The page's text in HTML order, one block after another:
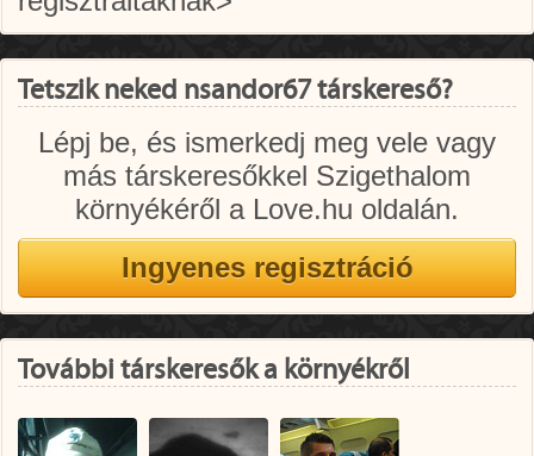
Tetszik neked nsandor67 társkereső?
Lépj be, és ismerkedj meg vele vagy
más társkeresőkkel Szigethalom
környékéről a Love.hu oldalán.
További társkeresők a környékről